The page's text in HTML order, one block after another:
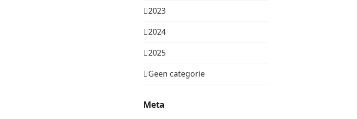
2023
2024
2025
Geen categorie
Meta